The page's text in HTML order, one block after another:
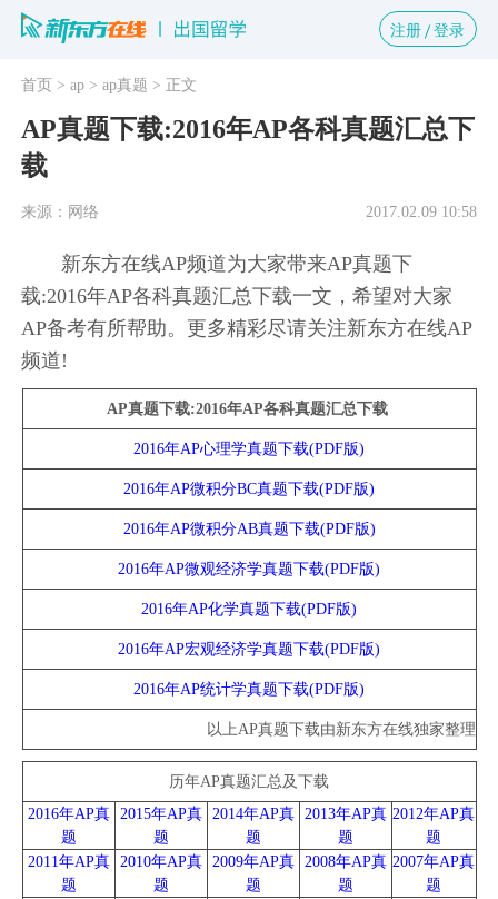
注册 登录
首页 > ap > ap真题 > 正文
AP真题下载:2016年AP各科真题汇总下
载
来源：网络 2017.02.09 10:58
新东方在线AP频道为大家带来AP真题下
载:2016年AP各科真题汇总下载一文，希望对大家
AP备考有所帮助。更多精彩尽请关注新东方在线AP
频道!
AP真题下载:2016年AP各科真题汇总下载
2016年AP心理学真题下载(PDF版)
2016年AP微积分BC真题下载(PDF版)
2016年AP微积分AB真题下载(PDF版)
2016年AP微观经济学真题下载(PDF版)
2016年AP化学真题下载(PDF版)
2016年AP宏观经济学真题下载(PDF版)
2016年AP统计学真题下载(PDF版)
以上AP真题下载由新东方在线独家整理
历年AP真题汇总及下载
2016年AP真
题
2015年AP真
题
2014年AP真
题
2013年AP真
题
2012年AP真
题
2011年AP真
题
2010年AP真
题
2009年AP真
题
2008年AP真
题
2007年AP真
题